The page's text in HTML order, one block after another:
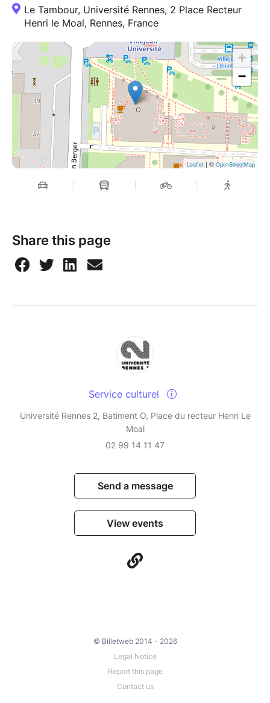
Le Tambour, Université Rennes, 2 Place Recteur
Henri le Moal, Rennes, France
+
−
Leaflet | © OpenStreetMap
Share this page
Service culturel
Université Rennes 2, Batiment O, Place du recteur Henri Le
Moal
02 99 14 11 47
Send a message
View events
© Billetweb 2014 - 2026
Legal Notice
Report this page
Contact us